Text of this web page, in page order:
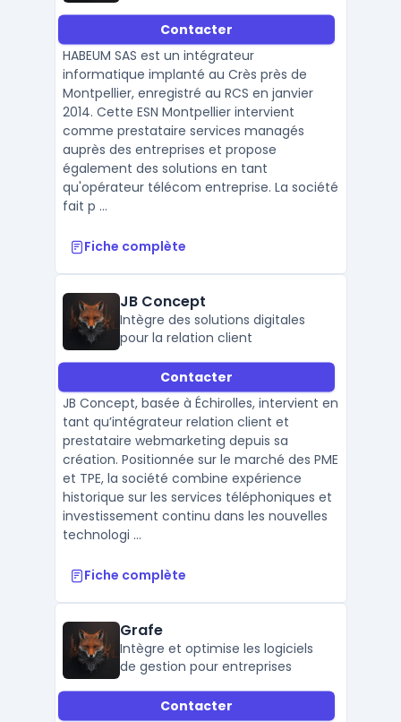
Contacter
HABEUM SAS est un intégrateur
informatique implanté au Crès près de
Montpellier, enregistré au RCS en janvier
2014. Cette ESN Montpellier intervient
comme prestataire services managés
auprès des entreprises et propose
également des solutions en tant
qu'opérateur télécom entreprise. La société
fait p ...
Fiche complète
JB Concept
Intègre des solutions digitales
pour la relation client
Contacter
JB Concept, basée à Échirolles, intervient en
tant qu’intégrateur relation client et
prestataire webmarketing depuis sa
création. Positionnée sur le marché des PME
et TPE, la société combine expérience
historique sur les services téléphoniques et
investissement continu dans les nouvelles
technologi ...
Fiche complète
Grafe
Intègre et optimise les logiciels
de gestion pour entreprises
Contacter